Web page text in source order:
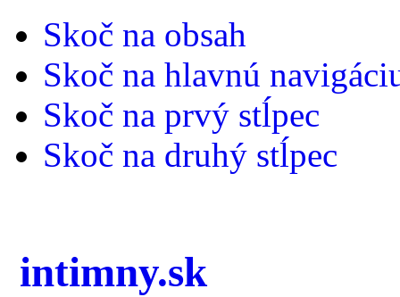
Skoč na obsah
Skoč na hlavnú
Skoč na prvý stĺpec
Skoč na druhý stĺpec
intimny.sk